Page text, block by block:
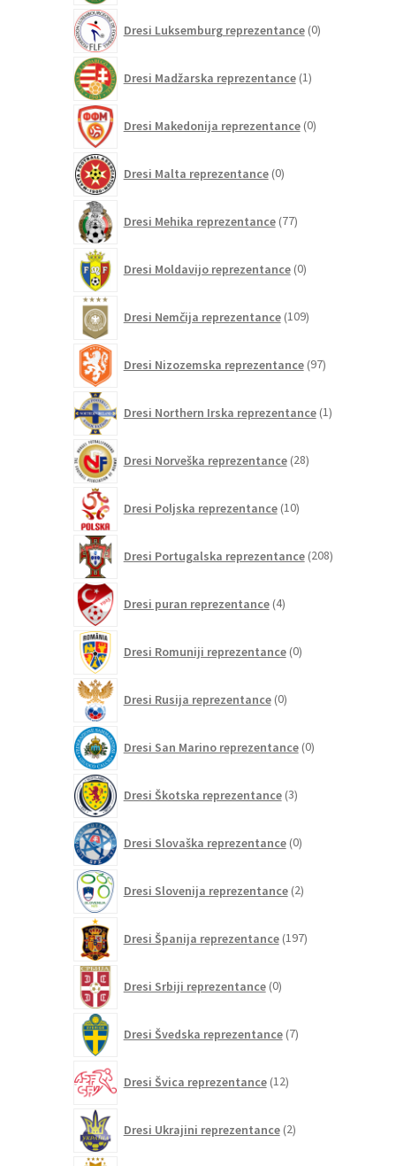
Dresi Luksemburg reprezentance 0izdelkov
Dresi Madžarska reprezentance 1izdelek
Dresi Makedonija reprezentance 0izdelkov
Dresi Malta reprezentance 0izdelkov
Dresi Mehika reprezentance 77izdelkov
Dresi Moldavijo reprezentance 0izdelkov
Dresi Nemčija reprezentance 109izdelkov
Dresi Nizozemska reprezentance 97izdelkov
Dresi Northern Irska reprezentance 1izdelek
Dresi Norveška reprezentance 28izdelkov
Dresi Poljska reprezentance 10izdelkov
Dresi Portugalska reprezentance 208izdelkov
Dresi puran reprezentance 4izdelki
Dresi Romuniji reprezentance 0izdelkov
Dresi Rusija reprezentance 0izdelkov
Dresi San Marino reprezentance 0izdelkov
Dresi Škotska reprezentance 3izdelki
Dresi Slovaška reprezentance 0izdelkov
Dresi Slovenija reprezentance 2izdelka
Dresi Španija reprezentance 197izdelkov
Dresi Srbiji reprezentance 0izdelkov
Dresi Švedska reprezentance 7izdelkov
Dresi Švica reprezentance 12izdelkov
Dresi Ukrajini reprezentance 2izdelka